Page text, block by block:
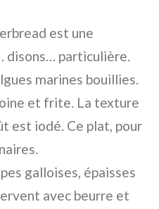
est une
disons… particulière.
marines bouillies.
et frite. La texture
est iodé. Ce plat, pour
galloises, épaisses
avec beurre et